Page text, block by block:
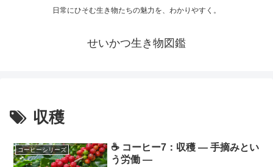
日常にひそむ生き物たちの魅力を、わかりやすく。
せいかつ生き物図鑑
収穫
コーヒーシリーズ
☕ コーヒー7：収穫 ― 手摘みとい
う労働 ―